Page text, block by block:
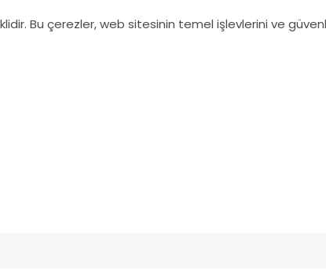
Bu çerezler, web sitesinin temel işlevlerini ve